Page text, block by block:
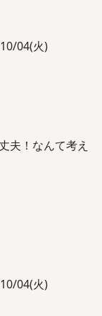
04(火)
夫！なんて考え
04(火)